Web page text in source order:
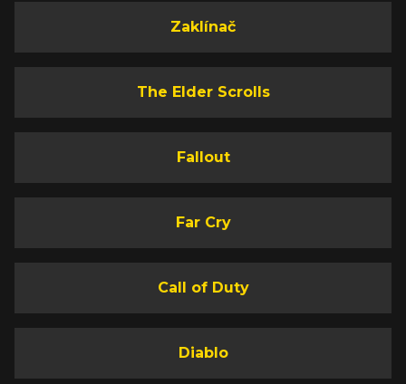
Zaklínač
The Elder Scrolls
Fallout
Far Cry
Call of Duty
Diablo